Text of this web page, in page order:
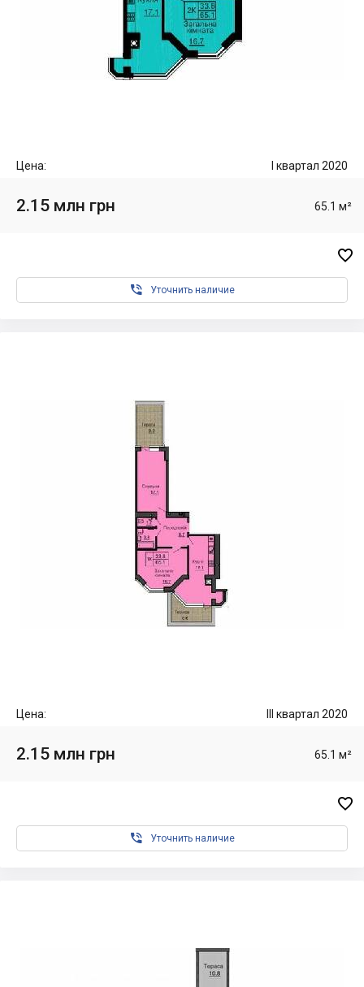
Цена: I квартал 2020
2.15 млн грн 65.1 м²

 Уточнить наличие
Цена: III квартал 2020
2.15 млн грн 65.1 м²

 Уточнить наличие